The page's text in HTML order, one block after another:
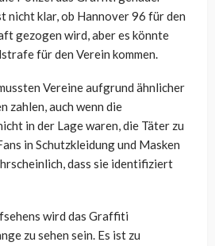
nicht klar, ob Hannover 96 für den
gezogen wird, aber es könnte
für den Verein kommen.
Vereine aufgrund ähnlicher
zahlen, auch wenn die
in der Lage waren, die Täter zu
in Schutzkleidung und Masken
dass sie identifiziert
wird das Graffiti
zu sehen sein. Es ist zu